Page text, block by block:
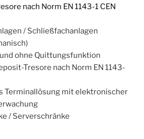
nach Norm EN 1143-1 CEN
/ Schließfachanlagen
ohne Quittungsfunktion
Tresore nach Norm EN 1143-
Terminallösung mit elektronischer
/ Serverschränke